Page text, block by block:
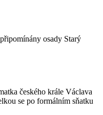
osady Starý
českého krále Václava
se po formálním sňatku